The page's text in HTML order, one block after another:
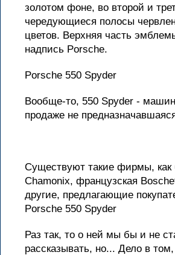
золотом фоне, во второй и
чередующиеся полосы
цветов. Верхняя часть
надпись Porsche.
Porsche 550 Spyder
Вообще-то, 550 Spyder -
продаже не
Существуют такие фирмы, как
Chamonix, французская
другие, предлагающие
Porsche 550 Spyder
Раз так, то о ней мы бы и не
рассказывать, но... Дело в